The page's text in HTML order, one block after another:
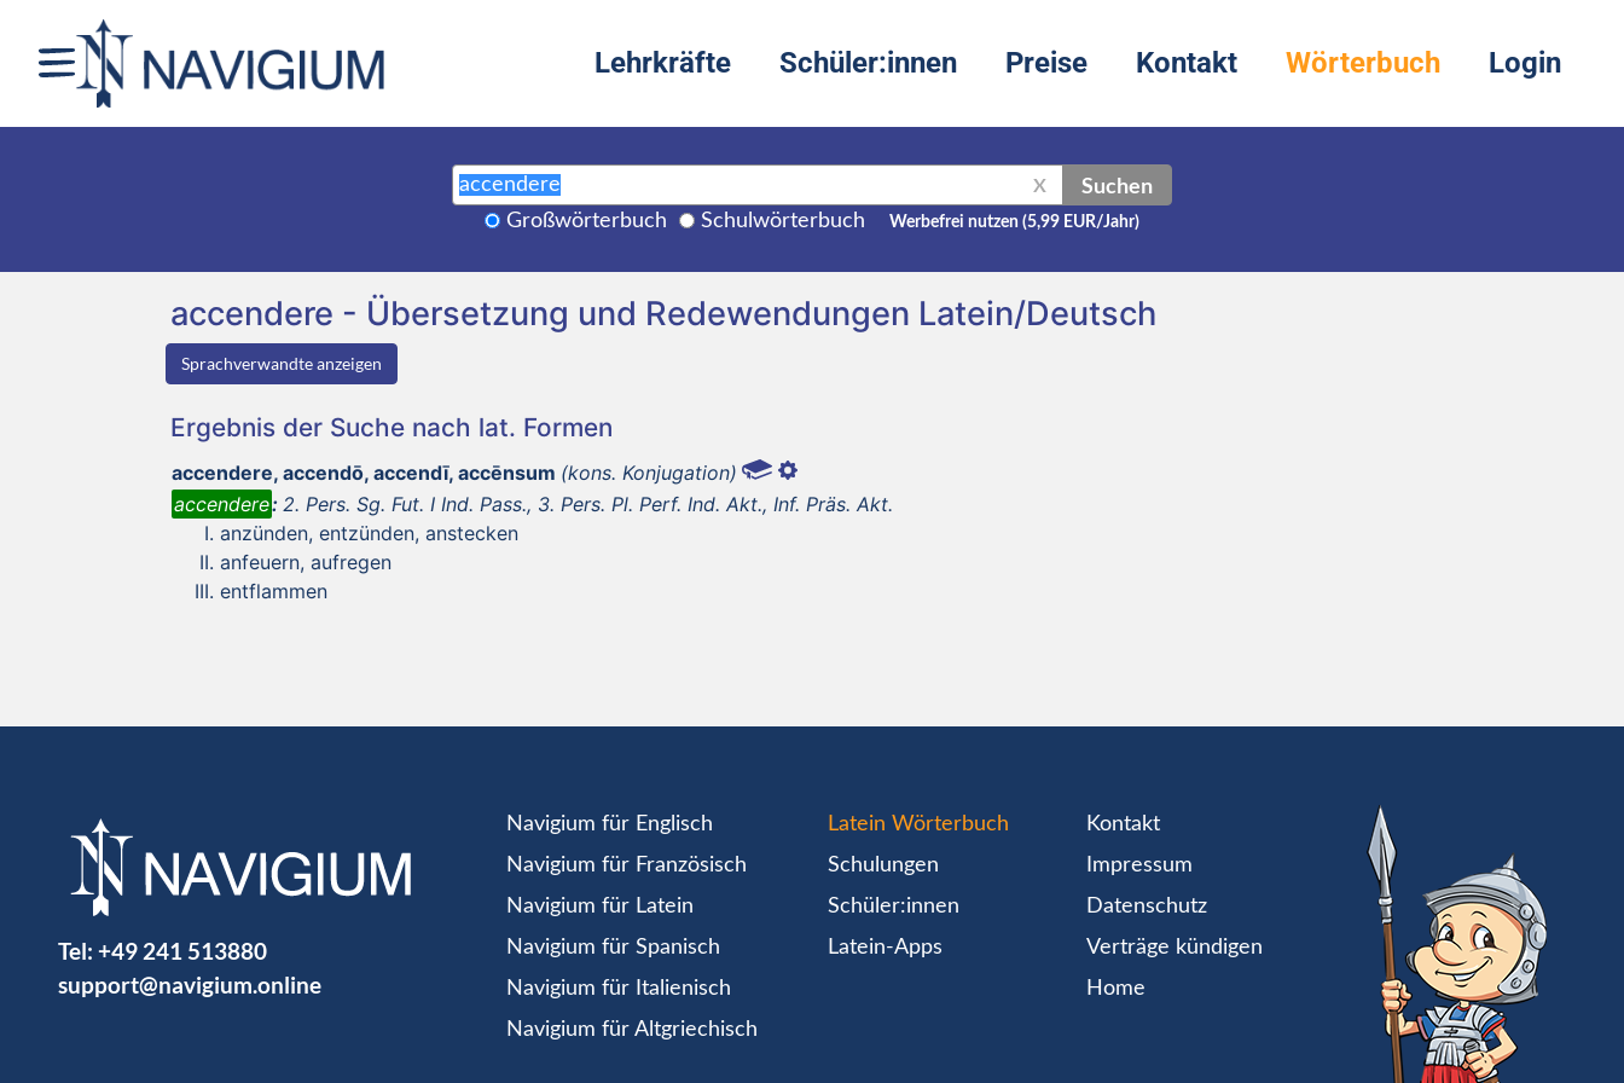
Lehrkräfte Schüler:innen Preise Kontakt Wörterbuch Login
X Suchen
Großwörterbuch Schulwörterbuch Werbefrei nutzen (5,99 EUR/Jahr)
accendere - Übersetzung und Redewendungen Latein/Deutsch
Sprachverwandte anzeigen
Ergebnis der Suche nach lat. Formen
accendere, accendō, accendī, accēnsum (kons. Konjugation)
accendere: 2. Pers. Sg. Fut. I Ind. Pass., 3. Pers. Pl. Perf. Ind. Akt., Inf. Präs. Akt.
anzünden, entzünden, anstecken
anfeuern, aufregen
entflammen
Tel: +49 241 513880
support@navigium.online
Navigium für Englisch
Navigium für Französisch
Navigium für Latein
Navigium für Spanisch
Navigium für Italienisch
Navigium für Altgriechisch
Latein Wörterbuch
Schulungen
Schüler:innen
Latein-Apps
Kontakt
Impressum
Datenschutz
Verträge kündigen
Home